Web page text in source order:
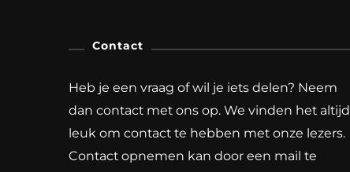
Contact
Heb je een vraag of wil je iets delen? Neem
dan contact met ons op. We vinden het altijd
leuk om contact te hebben met onze lezers.
Contact opnemen kan door een mail te